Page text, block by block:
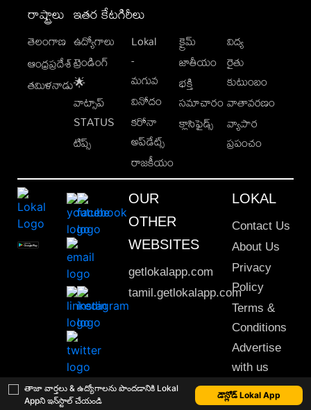
తాజా వార్తలు & ఉద్యోగాలను పొందడానికి Lokal
Appని ఇన్‌స్టాల్ చేయండి
డౌన్లోడ్ Lokal App
రాష్ట్రాలు
తెలంగాణ
ఆంధ్రప్రదేశ్
తమిళనాడు
ఇతర కేటగిరీలు
ఉద్యోగాలు
ట్రెండింగ్
🌟
వాట్సాప్
STATUS
టిప్స్
Lokal
-
మగువ
వినోదం
కరోనా
అప్‌డేట్స్
రాజకీయం
క్రైమ్
జాతీయం
భక్తి
సమాచారం
క్లాసిఫైడ్స్
విద్య
రైతు
కుటుంబం
వాతావరణం
వ్యాపార
ప్రపంచం
OUR
OTHER
WEBSITES
getlokalapp.com
tamil.getlokalapp.com
LOKAL
Contact Us
About Us
Privacy
Policy
Terms &
Conditions
Advertise
with us
Sitemap
This material may not be published, transmitted, rewritten or redistributed. © 2020 Lokal App. All rights reserved.